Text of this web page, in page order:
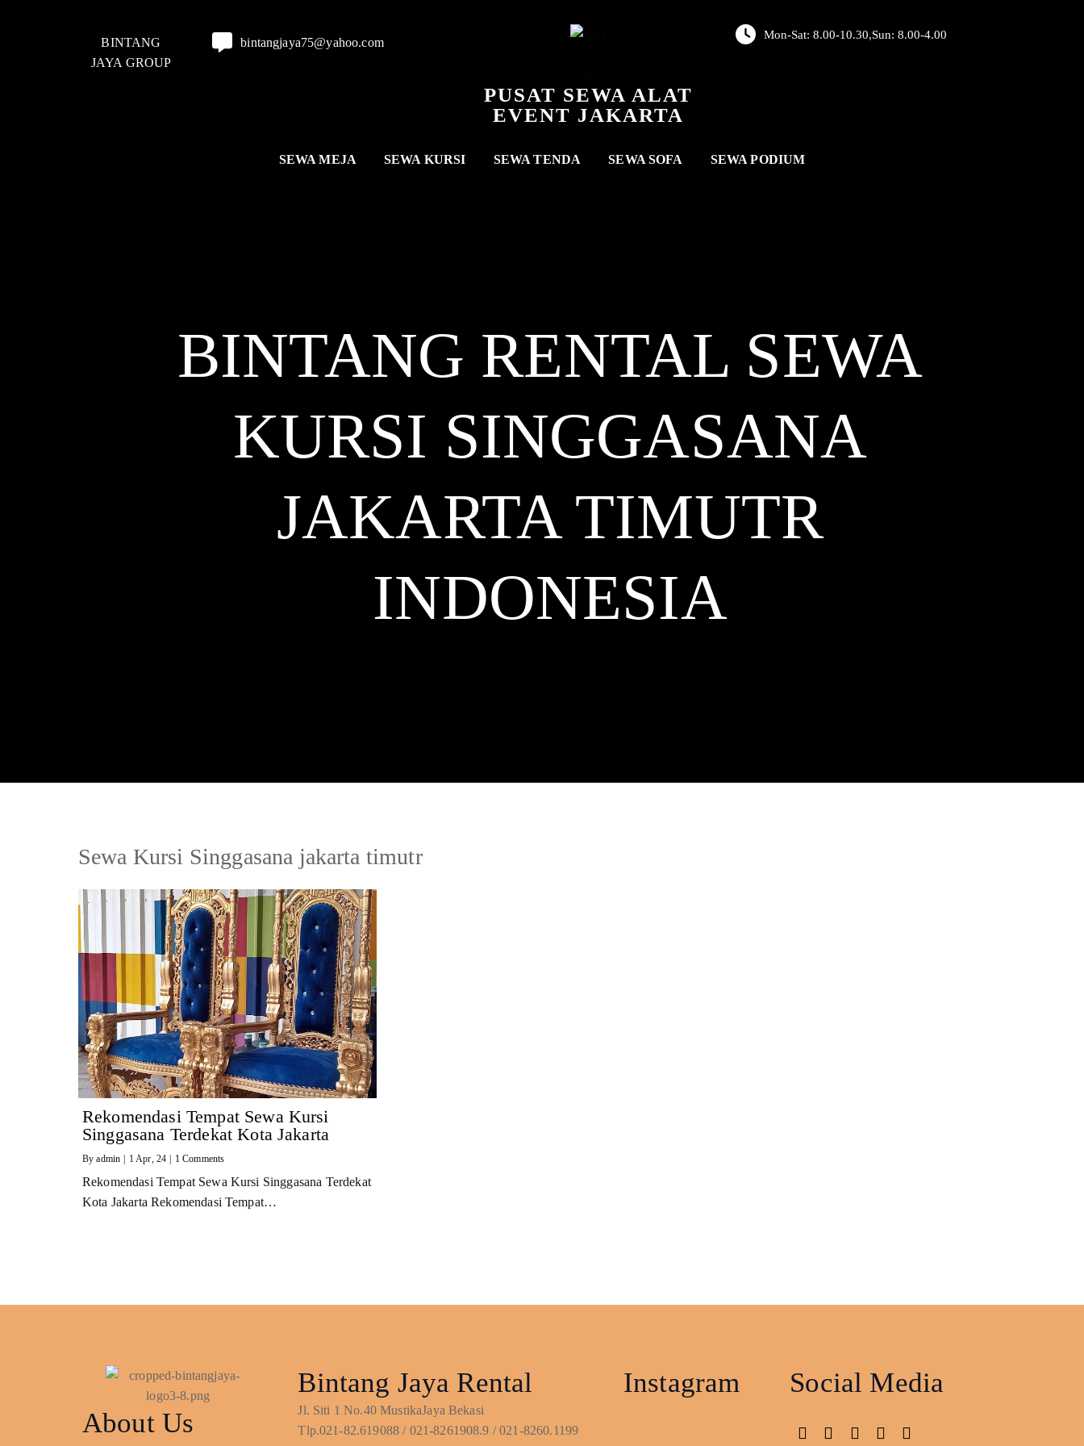
BINTANG
JAYA GROUP
bintangjaya75@yahoo.com
PUSAT SEWA ALAT
EVENT JAKARTA
Mon-Sat: 8.00-10.30,Sun: 8.00-4.00
SEWA MEJA SEWA KURSI SEWA TENDA SEWA SOFA SEWA PODIUM
BINTANG RENTAL SEWA
KURSI SINGGASANA
JAKARTA TIMUTR
INDONESIA
Sewa Kursi Singgasana jakarta timutr
Rekomendasi Tempat Sewa Kursi
Singgasana Terdekat Kota Jakarta
Byadmin 1 Apr, 24 1 Comments
Rekomendasi Tempat Sewa Kursi Singgasana Terdekat
Kota Jakarta Rekomendasi Tempat…
About Us
Bintang Jaya Rental
Jl. Siti 1 No.40 MustikaJaya Bekasi
Tlp.021-82.619088 / 021-8261908.9 / 021-8260.1199
Instagram Social Media